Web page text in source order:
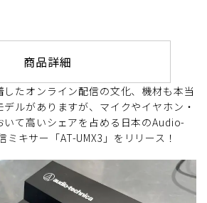
商品詳細
したオンライン配信の文化、機材も本当
ルがありますが、マイクやイヤホン・
いて高いシェアを占める日本のAudio-
キサー「AT-UMX3」をリリース！